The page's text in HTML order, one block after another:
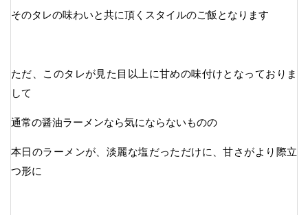
そのタレの味わいと共に頂くスタイルのご飯となります
ただ、このタレが見た目以上に甘めの味付けとなっておりま
して
通常の醤油ラーメンなら気にならないものの
本日のラーメンが、淡麗な塩だっただけに、甘さがより際立
つ形に